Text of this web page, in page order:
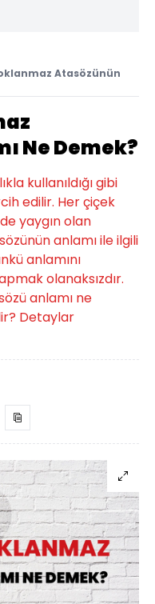
Atasözünün
Ne Demek?
kullanıldığı gibi
edilir. Her çiçek
yaygın olan
anlamı ile ilgili
anlamını
olanaksızdır.
anlamı ne
Detaylar